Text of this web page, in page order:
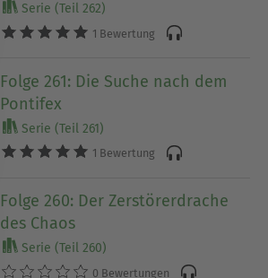
Serie (Teil 262)
1 Bewertung
Folge 261: Die Suche nach dem
Pontifex
Serie (Teil 261)
1 Bewertung
Folge 260: Der Zerstörerdrache
des Chaos
Serie (Teil 260)
0 Bewertungen